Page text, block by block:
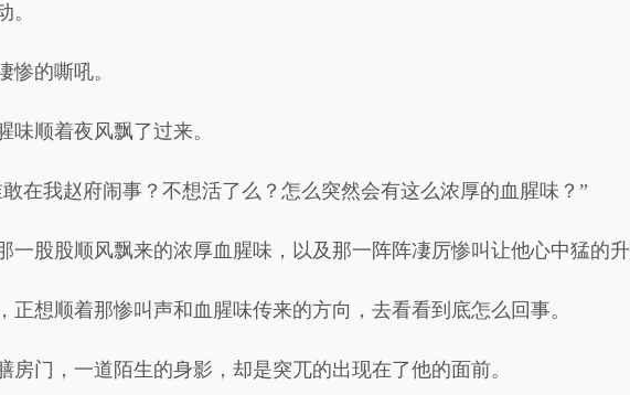
。
惨的嘶吼。
味顺着夜风飘了过来。
在我赵府闹事？不想活了么？怎么突然会有这么浓厚的血腥味？”
一股股顺风飘来的浓厚血腥味，以及那一阵阵凄厉惨叫让他心中猛的
正想顺着那惨叫声和血腥味传来的方向，去看看到底怎么回事。
房门，一道陌生的身影，却是突兀的出现在了他的面前。